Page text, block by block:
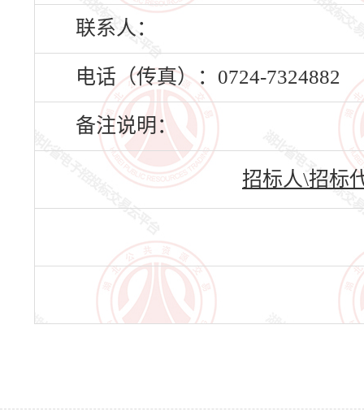
联系人：
电话（传真）：0724-7324882
备注说明：
招标人\招标